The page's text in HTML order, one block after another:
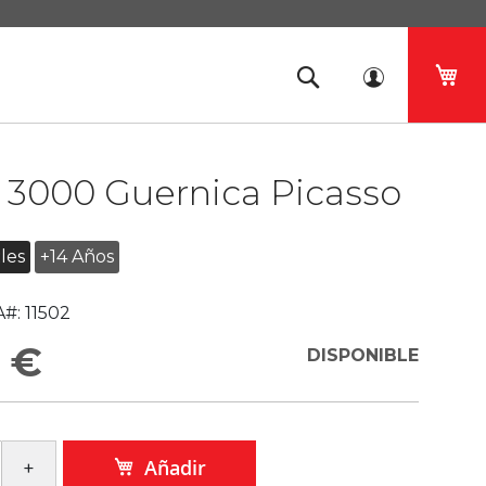
3000 Guernica Picasso
+14 Años
11502
€ DISPONIBLE
Añadir